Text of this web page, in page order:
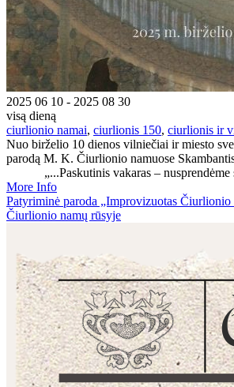
2025 06 10 - 2025 08 30
visą dieną
ciurlionio namai, ciurlionis 150, ciurlionis ir
Nuo birželio 10 dienos vilniečiai ir miesto
parodą M. K. Čiurlionio namuose
„...Paskutinis vakaras – nusprendėme
More Info
Patyriminė paroda „Improvizuotas
Čiurlionio namų rūsyje